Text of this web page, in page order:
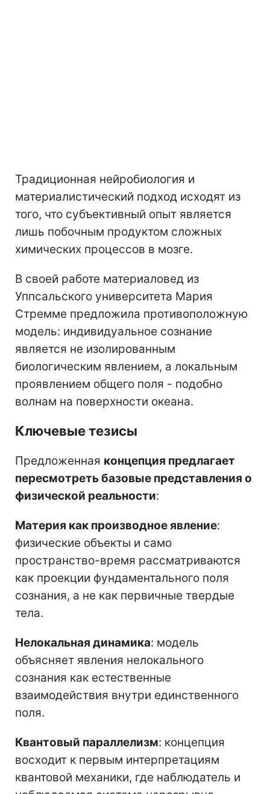
Традиционная нейробиология и
материалистический подход исходят из
того, что субъективный опыт является
лишь побочным продуктом сложных
химических процессов в мозге.
В своей работе материаловед из
Уппсальского университета Мария
Стремме предложила противоположную
модель: индивидуальное сознание
является не изолированным
биологическим явлением, а локальным
проявлением общего поля - подобно
волнам на поверхности океана.
Ключевые тезисы
Предложенная концепция предлагает
пересмотреть базовые представления о
физической реальности:
Материя как производное явление:
физические объекты и само
пространство-время рассматриваются
как проекции фундаментального поля
сознания, а не как первичные твердые
тела.
Нелокальная динамика: модель
объясняет явления нелокального
сознания как естественные
взаимодействия внутри единственного
поля.
Квантовый параллелизм: концепция
восходит к первым интерпретациям
квантовой механики, где наблюдатель и